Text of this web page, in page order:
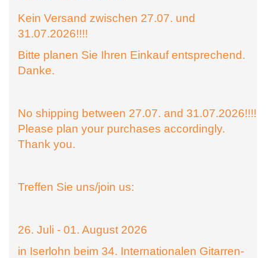
Kein Versand zwischen 27.07. und
31.07.2026!!!!
Bitte planen Sie Ihren Einkauf entsprechend.
Danke.
No shipping between 27.07. and 31.07.2026!!!!
Please plan your purchases accordingly.
Thank you.
Treffen Sie uns/join us:
26. Juli - 01. August 2026
in Iserlohn beim 34. Internationalen Gitarren-